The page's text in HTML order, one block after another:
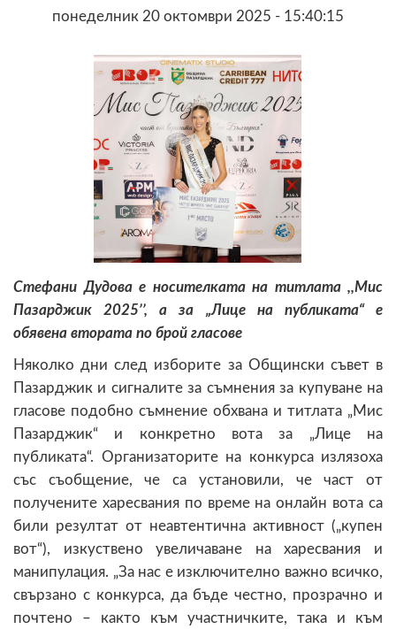
понеделник 20 октомври 2025 - 15:40:15
Стефани Дудова е носителката на титлата ,,Мис
Пазарджик 2025’’, а за „Лице на публиката“ е
обявена втората по брой гласове
Няколко дни след изборите за Общински съвет в
Пазарджик и сигналите за съмнения за купуване на
гласове подобно съмнение обхвана и титлата „Мис
Пазарджик“ и конкретно вота за „Лице на
публиката“. Организаторите на конкурса излязоха
със съобщение, че са установили, че част от
получените харесвания по време на онлайн вота са
били резултат от неавтентична активност („купен
вот“), изкуствено увеличаване на харесвания и
манипулация. „За нас е изключително важно всичко,
свързано с конкурса, да бъде честно, прозрачно и
почтено – както към участничките, така и към